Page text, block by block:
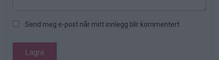
Send meg e-post når mitt innlegg blir kommentert